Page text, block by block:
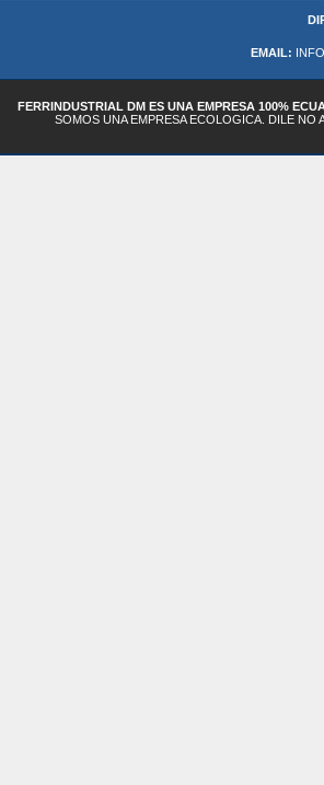
EMAIL:
FERRINDUSTRIAL DM ES UNA EMPRESA 100%
SOMOS UNA EMPRESA ECOLOGICA. DILE NO